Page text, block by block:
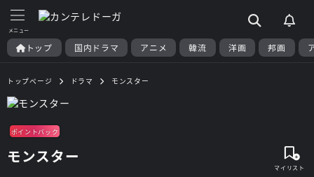
トップ 国内ドラマ アニメ 韓流 洋画 邦画
トップページ ドラマ モンスター
ポイントバック
モンスター